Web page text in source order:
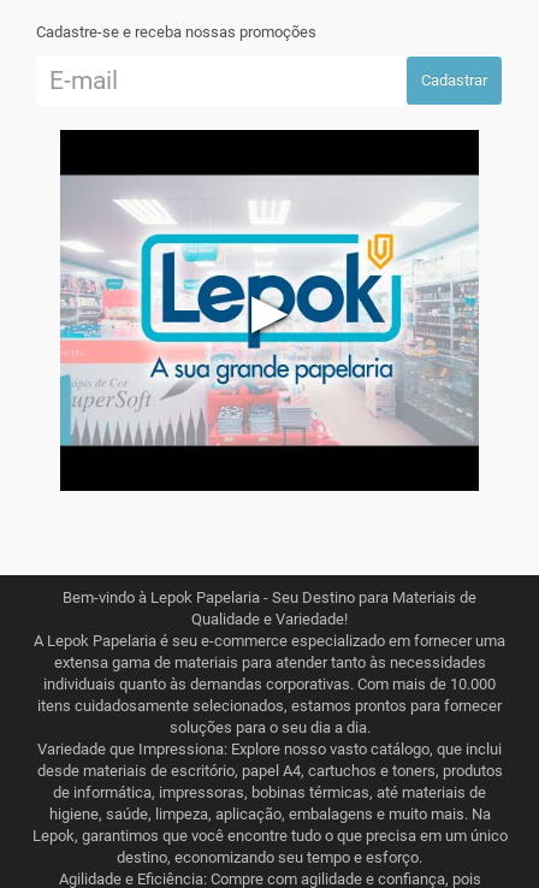
Cadastre-se e receba nossas promoções
Cadastrar
▶
Bem-vindo à Lepok Papelaria - Seu Destino para Materiais de
Qualidade e Variedade!
A Lepok Papelaria é seu e-commerce especializado em fornecer uma
extensa gama de materiais para atender tanto às necessidades
individuais quanto às demandas corporativas. Com mais de 10.000
itens cuidadosamente selecionados, estamos prontos para fornecer
soluções para o seu dia a dia.
Variedade que Impressiona: Explore nosso vasto catálogo, que inclui
desde materiais de escritório, papel A4, cartuchos e toners, produtos
de informática, impressoras, bobinas térmicas, até materiais de
higiene, saúde, limpeza, aplicação, embalagens e muito mais. Na
Lepok, garantimos que você encontre tudo o que precisa em um único
destino, economizando seu tempo e esforço.
Agilidade e Eficiência: Compre com agilidade e confiança, pois